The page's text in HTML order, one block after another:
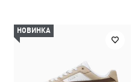
НОВИНКА